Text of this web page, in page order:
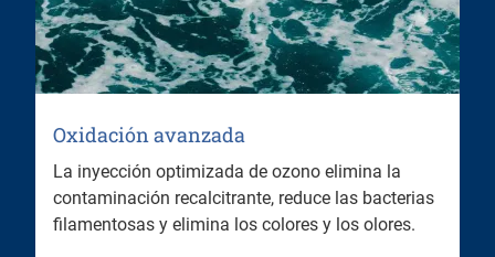
Oxidación avanzada
La inyección optimizada de ozono elimina la
contaminación recalcitrante, reduce las bacterias
filamentosas y elimina los colores y los olores.